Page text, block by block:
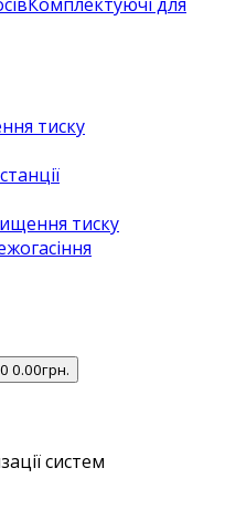
тиску
тиску
0 0.00грн.
систем